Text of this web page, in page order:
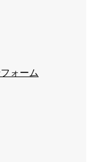
ォーム